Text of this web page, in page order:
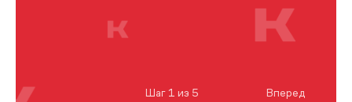
Шаг 1 из 5 Вперед